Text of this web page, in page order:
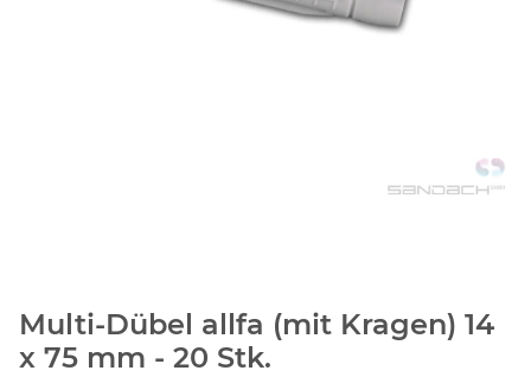
Multi-Dübel allfa (mit Kragen) 14
x 75 mm - 20 Stk.